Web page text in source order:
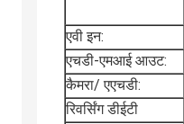
एवी इन:
एचडी-एमआई आउट:
कैमरा/ एएचडी:
रिवर्सिंग डीईटी